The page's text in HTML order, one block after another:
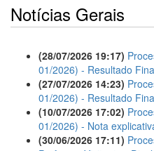
Notícias Gerais
(28/07/2026 19:17)
01/2026) - Resultado
(27/07/2026 14:23)
01/2026) - Resultado
(10/07/2026 17:02)
01/2026) - Nota
(30/06/2026 17:11)